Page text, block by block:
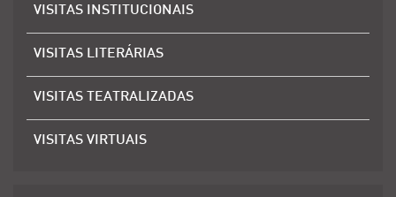
VISITAS INSTITUCIONAIS
VISITAS LITERÁRIAS
VISITAS TEATRALIZADAS
VISITAS VIRTUAIS